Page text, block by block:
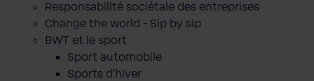
Responsabilité sociétale des entreprises
Change the world - Sip by sip
BWT et le sport
Sport automobile
Sports d'hiver